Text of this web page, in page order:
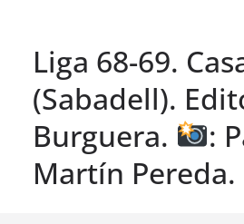
Liga 68-69.
(Sabadell).
Burguera.
:
Martín Pereda.